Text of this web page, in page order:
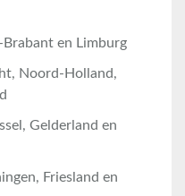
en Limburg
Noord-Holland,
Gelderland en
Friesland en